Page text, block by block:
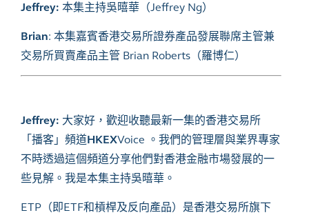
Jeffrey: 本集主持吳暿華（Jeffrey Ng）
Brian: 本集嘉賓香港交易所證券產品發展聯席主管兼
交易所買賣產品主管 Brian Roberts （羅博仁）
Jeffrey: 大家好，歡迎收聽最新一集的香港交易所
「播客」頻道HKEXVoice 。我們的管理層與業界專家
不時透過這個頻道分享他們對香港金融市場發展的一
些見解。我是本集主持吳暿華。
ETP （即ETF和槓桿及反向產品）是香港交易所旗下